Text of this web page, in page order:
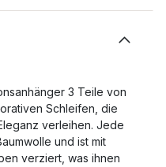
3 Teile von
Schleifen, die
verleihen. Jede
und ist mit
verziert, was ihnen